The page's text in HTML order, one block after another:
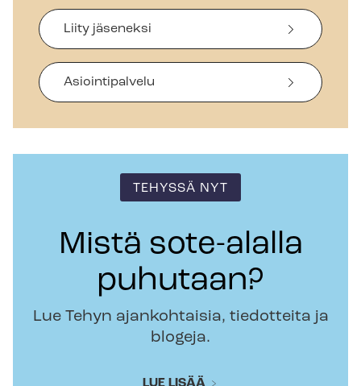
Liity jäseneksi
Asiointipalvelu
TEHYSSÄ NYT
Mistä sote-alalla
puhutaan?
Lue Tehyn ajankohtaisia, tiedotteita ja
blogeja.